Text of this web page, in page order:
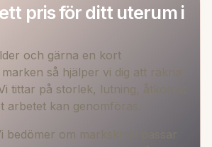
pris för ditt uterum i
och gärna en kort
så hjälper vi dig att räkna
tittar på storlek, lutning, åtkomst
arbetet kan genomföras.
bedömer om markskruv passar